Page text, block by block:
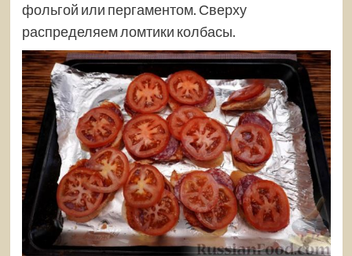
фольгой или пергаментом. Сверху
распределяем ломтики колбасы.